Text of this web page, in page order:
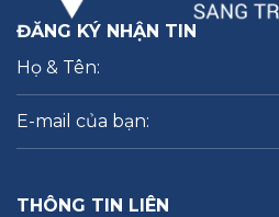
ĐĂNG KÝ NHẬN TIN
THÔNG TIN LIÊN